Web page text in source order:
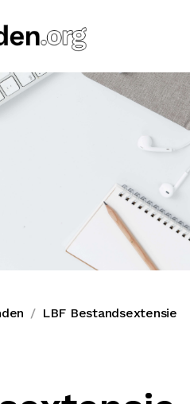
LBF Bestandsextensie